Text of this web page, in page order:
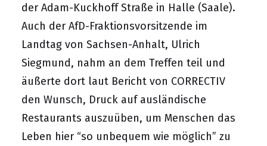
der Adam-Kuckhoff Straße in Halle (Saale).
Auch der AfD-Fraktionsvorsitzende im
Landtag von Sachsen-Anhalt, Ulrich
Siegmund, nahm an dem Treffen teil und
äußerte dort laut Bericht von CORRECTIV
den Wunsch, Druck auf ausländische
Restaurants auszuüben, um Menschen das
Leben hier “so unbequem wie möglich” zu